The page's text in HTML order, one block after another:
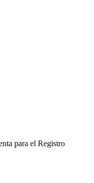
para el Registro